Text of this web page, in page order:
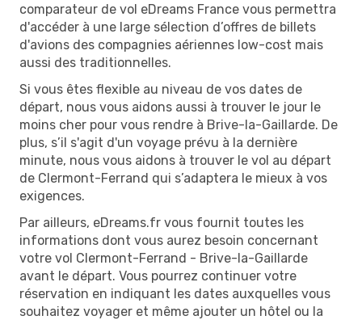
comparateur de vol eDreams France vous permettra
d'accéder à une large sélection d’offres de billets
d'avions des compagnies aériennes low-cost mais
aussi des traditionnelles.
Si vous êtes flexible au niveau de vos dates de
départ, nous vous aidons aussi à trouver le jour le
moins cher pour vous rendre à Brive-la-Gaillarde. De
plus, s’il s'agit d'un voyage prévu à la dernière
minute, nous vous aidons à trouver le vol au départ
de Clermont-Ferrand qui s’adaptera le mieux à vos
exigences.
Par ailleurs, eDreams.fr vous fournit toutes les
informations dont vous aurez besoin concernant
votre vol Clermont-Ferrand - Brive-la-Gaillarde
avant le départ. Vous pourrez continuer votre
réservation en indiquant les dates auxquelles vous
souhaitez voyager et même ajouter un hôtel ou la